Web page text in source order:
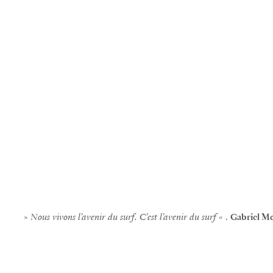
» Nous vivons l’avenir du surf. C’est l’avenir du surf« . Gabriel